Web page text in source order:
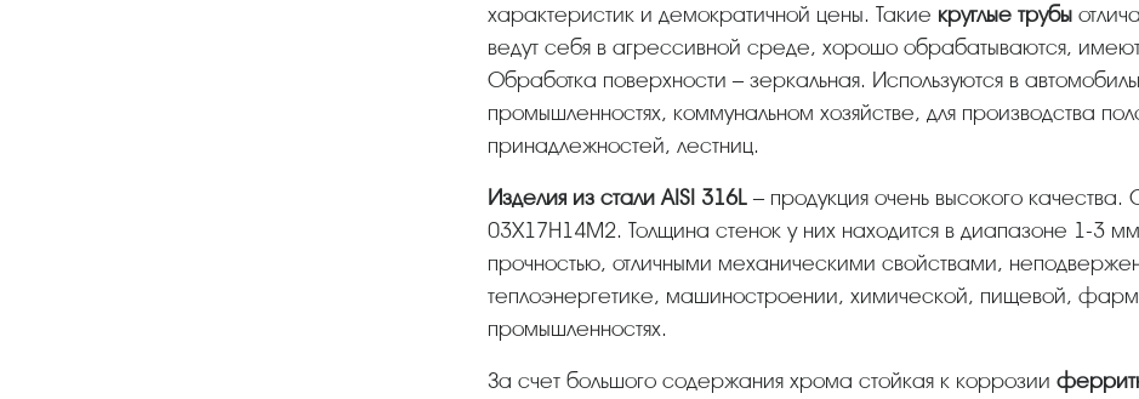
характеристик и демократичной цены. Такие круглые трубы
ведут себя в агрессивной среде, хорошо обрабатываются,
Обработка поверхности – зеркальная. Используются в
промышленностях, коммунальном хозяйстве, для производства
принадлежностей, лестниц.
Изделия из стали AISI 316L – продукция очень высокого
03Х17Н14М2. Толщина стенок у них находится в диапазоне 1-3
прочностью, отличными механическими свойствами,
теплоэнергетике, машиностроении, химической, пищевой,
промышленностях.
За счет большого содержания хрома стойкая к коррозии